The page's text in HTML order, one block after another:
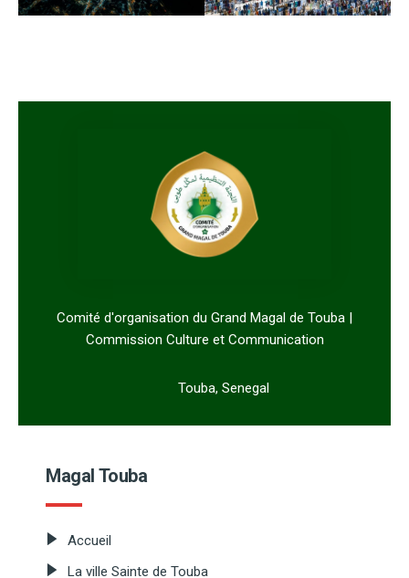
Comité d'organisation du Grand Magal de Touba |
Commission Culture et Communication
Touba, Senegal
Magal Touba
Accueil
La ville Sainte de Touba